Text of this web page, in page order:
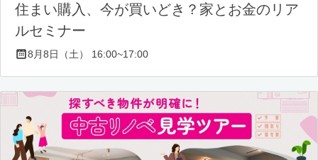
住まい購入、今が買いどき？家とお金のリア
ルセミナー
8月8日（土） 16:00~17:00